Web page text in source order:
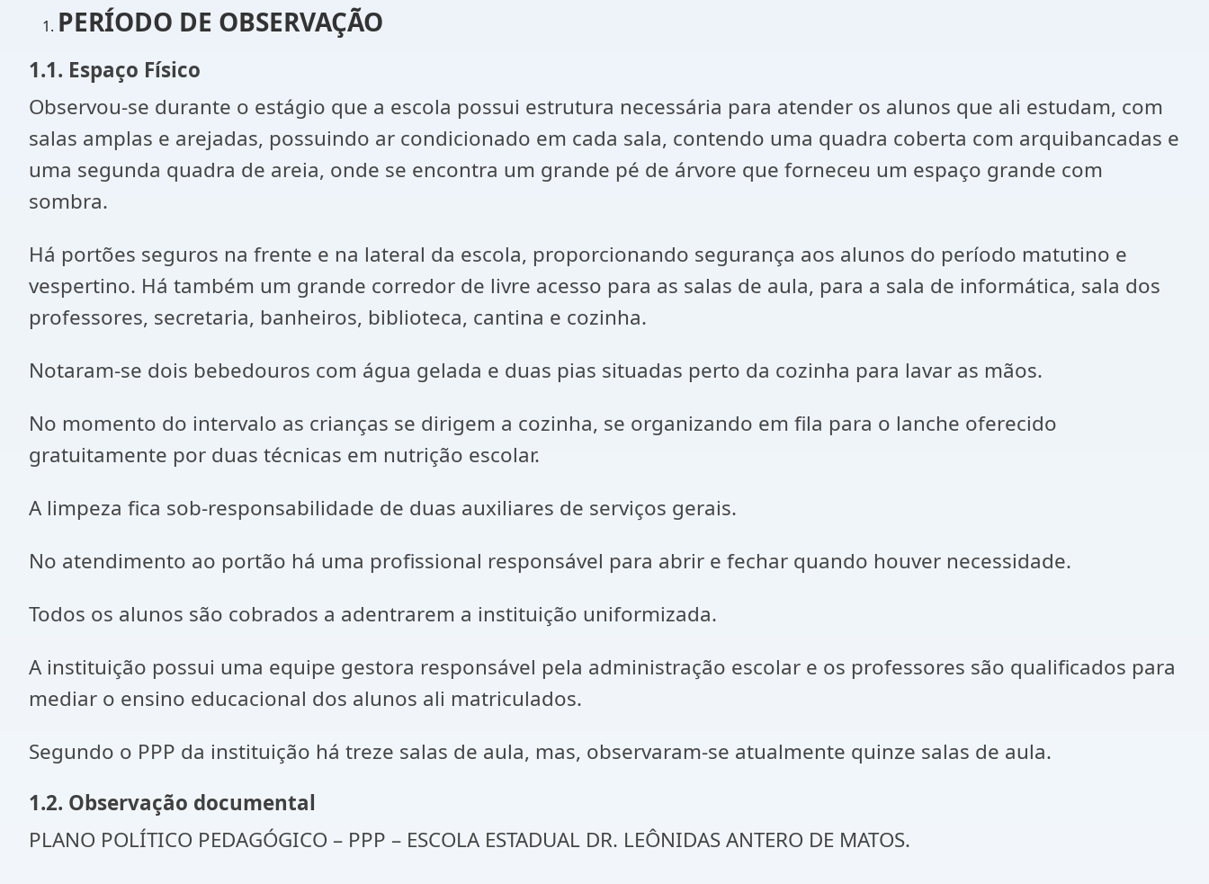
PERÍODO DE OBSERVAÇÃO
1.1. Espaço Físico
Observou-se durante o estágio que a escola possui estrutura necessária para atender os alunos que ali estudam, com
salas amplas e arejadas, possuindo ar condicionado em cada sala, contendo uma quadra coberta com arquibancadas e
uma segunda quadra de areia, onde se encontra um grande pé de árvore que forneceu um espaço grande com
sombra.
Há portões seguros na frente e na lateral da escola, proporcionando segurança aos alunos do período matutino e
vespertino. Há também um grande corredor de livre acesso para as salas de aula, para a sala de informática, sala dos
professores, secretaria, banheiros, biblioteca, cantina e cozinha.
Notaram-se dois bebedouros com água gelada e duas pias situadas perto da cozinha para lavar as mãos.
No momento do intervalo as crianças se dirigem a cozinha, se organizando em fila para o lanche oferecido
gratuitamente por duas técnicas em nutrição escolar.
A limpeza fica sob-responsabilidade de duas auxiliares de serviços gerais.
No atendimento ao portão há uma profissional responsável para abrir e fechar quando houver necessidade.
Todos os alunos são cobrados a adentrarem a instituição uniformizada.
A instituição possui uma equipe gestora responsável pela administração escolar e os professores são qualificados para
mediar o ensino educacional dos alunos ali matriculados.
Segundo o PPP da instituição há treze salas de aula, mas, observaram-se atualmente quinze salas de aula.
1.2. Observação documental
PLANO POLÍTICO PEDAGÓGICO – PPP – ESCOLA ESTADUAL DR. LEÔNIDAS ANTERO DE MATOS.